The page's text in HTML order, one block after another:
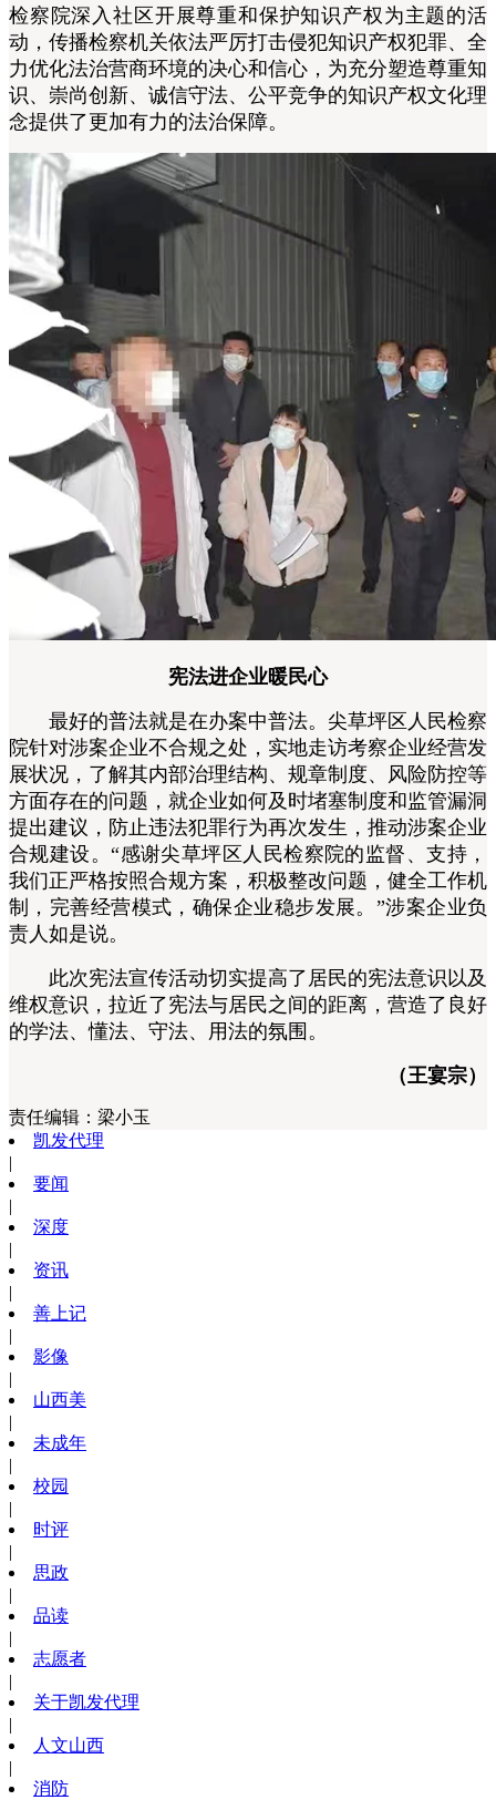
检察院深入社区开展尊重和保护知识产权为主题的活
动，传播检察机关依法严厉打击侵犯知识产权犯罪、全
力优化法治营商环境的决心和信心，为充分塑造尊重知
识、崇尚创新、诚信守法、公平竞争的知识产权文化理
念提供了更加有力的法治保障。
宪法进企业暖民心
最好的普法就是在办案中普法。 尖草坪区人民检察
院针对涉案企业不合规之处，实地走访考察企业经营发
展状况，了解其内部治理结构、规章制度、风险防控等
方面存在的问题，就企业如何及时堵塞制度和监管漏洞
提出建议，防止违法犯罪行为再次发生，推动涉案企业
合规建设。“感谢尖草坪区人民检察院的监督、支持，
我们正严格按照合规方案，积极整改问题，健全工作机
制，完善经营模式，确保企业稳步发展。”涉案企业负
责人如是说。
此次宪法宣传活动切实提高了居民的宪法意识以及
维权意识，拉近了宪法与居民之间的距离，营造了良好
的学法、懂法、守法、用法的氛围。
（王宴宗）
责任编辑： 梁小玉
凯发代理
|
要闻
|
深度
|
资讯
|
善上记
|
影像
|
山西美
|
未成年
|
校园
|
时评
|
思政
|
品读
|
志愿者
|
关于凯发代理
|
人文山西
|
消防